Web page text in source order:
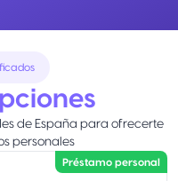
de España para ofrecerte
personales
Préstamo personal